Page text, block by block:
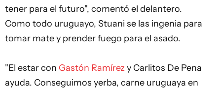
tener para el futuro", comentó el delantero.
Como todo uruguayo, Stuani se las ingenia para
tomar mate y prender fuego para el asado.
"El estar con Gastón Ramírez y Carlitos De Pena
ayuda. Conseguimos yerba, carne uruguaya en